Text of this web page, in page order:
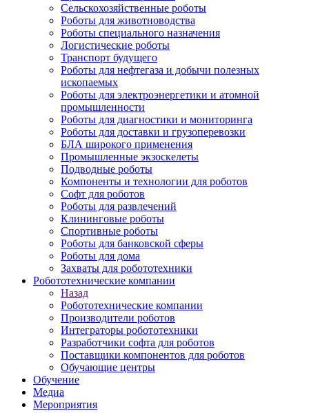
Сельскохозяйственные роботы
Роботы для животноводства
Роботы специального назначения
Логистические роботы
Транспорт будущего
Роботы для нефтегаза и добычи полезных
ископаемых
Роботы для электроэнергетики и атомной
промышленности
Роботы для диагностики и мониторинга
Роботы для доставки и грузоперевозки
БЛА широкого применения
Промышленные экзоскелеты
Подводные роботы
Компоненты и технологии для роботов
Софт для роботов
Роботы для развлечений
Клининговые роботы
Спортивные роботы
Роботы для банковской сферы
Роботы для дома
Захваты для робототехники
Робототехнические компании
Назад
Робототехнические компании
Производители роботов
Интеграторы робототехники
Разработчики софта для роботов
Поставщики компонентов для роботов
Обучающие центры
Обучение
Медиа
Мероприятия